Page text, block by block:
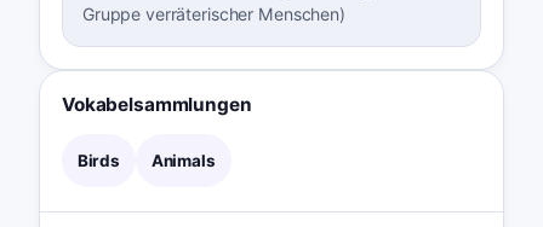
Gruppe verräterischer Menschen)
Vokabelsammlungen
Birds Animals